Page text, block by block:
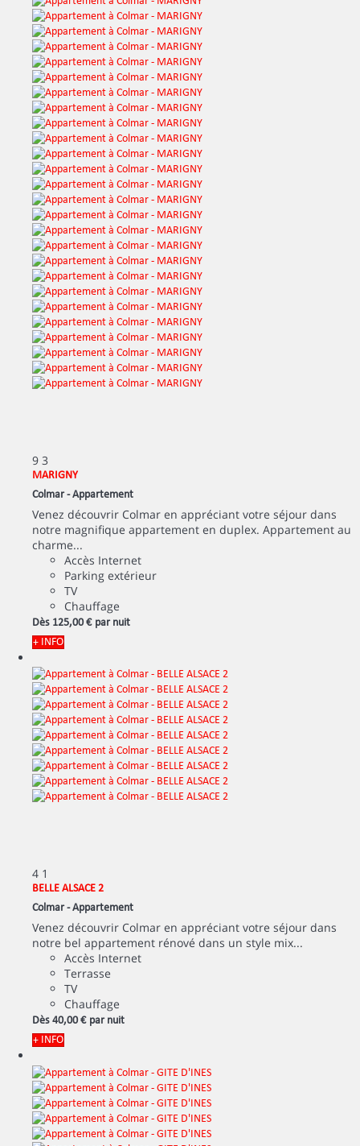
9 3
MARIGNY
Colmar -Appartement
Venez découvrir Colmar en appréciant votre séjour dans
notre magnifique appartement en duplex. Appartement au
charme...
Accès Internet
Parking extérieur
TV
Chauffage
Dès 125,00 € par nuit
+ INFO
4 1
BELLE ALSACE 2
Colmar -Appartement
Venez découvrir Colmar en appréciant votre séjour dans
notre bel appartement rénové dans un style mix...
Accès Internet
Terrasse
TV
Chauffage
Dès 40,00 € par nuit
+ INFO